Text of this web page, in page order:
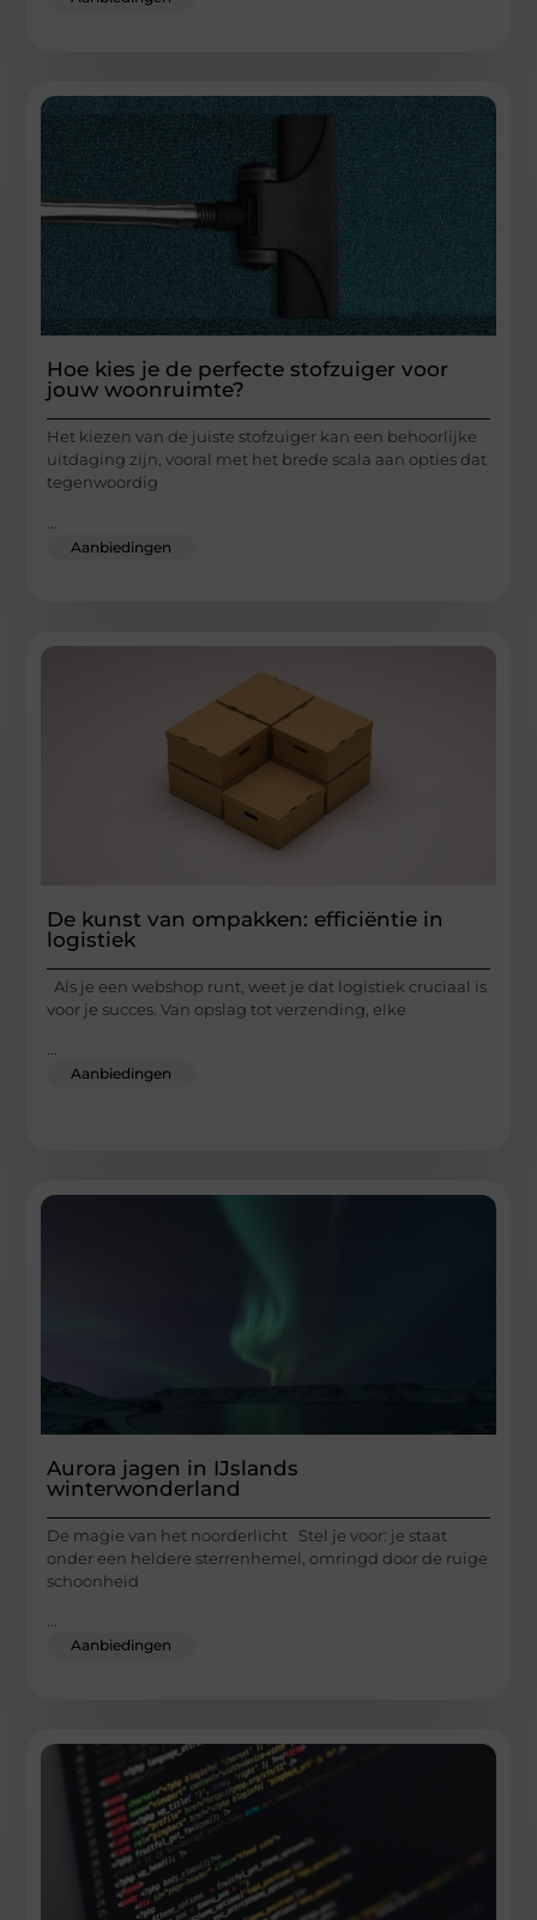
Hoe kies je de perfecte stofzuiger voor
jouw woonruimte?
Het kiezen van de juiste stofzuiger kan een behoorlijke
uitdaging zijn, vooral met het brede scala aan opties dat
tegenwoordig
Aanbiedingen
De kunst van ompakken: efficiëntie in
logistiek
Als je een webshop runt, weet je dat logistiek cruciaal is
voor je succes. Van opslag tot verzending, elke
Aanbiedingen
Aurora jagen in IJslands
winterwonderland
De magie van het noorderlicht Stel je voor: je staat
onder een heldere sterrenhemel, omringd door de ruige
schoonheid
...
Aanbiedingen